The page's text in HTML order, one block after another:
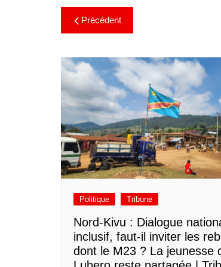
Précédent
Politique Tribune
Nord-Kivu : Dialogue
inclusif, faut-il inviter les
dont le M23 ? La jeunesse